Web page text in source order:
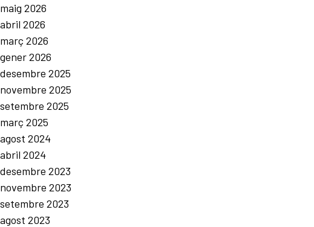
maig 2026
abril 2026
març 2026
gener 2026
desembre 2025
novembre 2025
setembre 2025
març 2025
agost 2024
abril 2024
desembre 2023
novembre 2023
setembre 2023
agost 2023